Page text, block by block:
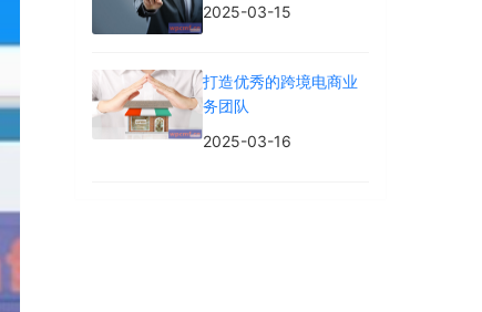
2025-03-15
打造优秀的跨境电商业
务团队
2025-03-16